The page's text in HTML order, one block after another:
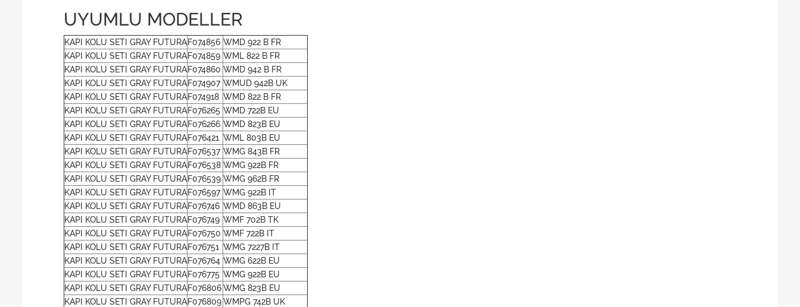
UYUMLU MODELLER
KAPI KOLU SETI GRAY FUTURAF074856 WMD 922 B FR
KAPI KOLU SETI GRAY FUTURAF074859 WML 822 B FR
KAPI KOLU SETI GRAY FUTURAF074860 WMD 942 B FR
KAPI KOLU SETI GRAY FUTURAF074907 WMUD 942B UK
KAPI KOLU SETI GRAY FUTURAF074918 WMD 822 B FR
KAPI KOLU SETI GRAY FUTURAF076265 WMD 722B EU
KAPI KOLU SETI GRAY FUTURAF076266 WMD 823B EU
KAPI KOLU SETI GRAY FUTURAF076421 WML 803B EU
KAPI KOLU SETI GRAY FUTURAF076537 WMG 843B FR
KAPI KOLU SETI GRAY FUTURAF076538 WMG 922B FR
KAPI KOLU SETI GRAY FUTURAF076539 WMG 962B FR
KAPI KOLU SETI GRAY FUTURAF076597 WMG 922B IT
KAPI KOLU SETI GRAY FUTURAF076746 WMD 863B EU
KAPI KOLU SETI GRAY FUTURAF076749 WMF 702B TK
KAPI KOLU SETI GRAY FUTURAF076750 WMF 722B IT
KAPI KOLU SETI GRAY FUTURAF076751 WMG 7227B IT
KAPI KOLU SETI GRAY FUTURAF076764 WMG 622B EU
KAPI KOLU SETI GRAY FUTURAF076775 WMG 922B EU
KAPI KOLU SETI GRAY FUTURAF076806WMG 823B EU
KAPI KOLU SETI GRAY FUTURAF076809WMPG 742B UK